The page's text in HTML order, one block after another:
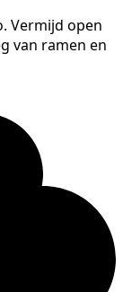
Vermijd open
van ramen en